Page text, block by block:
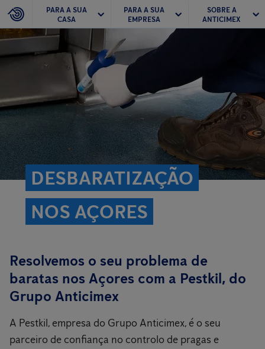
PARA A SUA
CASA
PARA A SUA
EMPRESA
SOBRE A
ANTICIMEX
DESBARATIZAÇÃO
NOS AÇORES
Resolvemos o seu problema de
baratas nos Açores com a Pestkil, do
Grupo Anticimex
A Pestkil, empresa do Grupo Anticimex, é o seu
parceiro de confiança no controlo de pragas e